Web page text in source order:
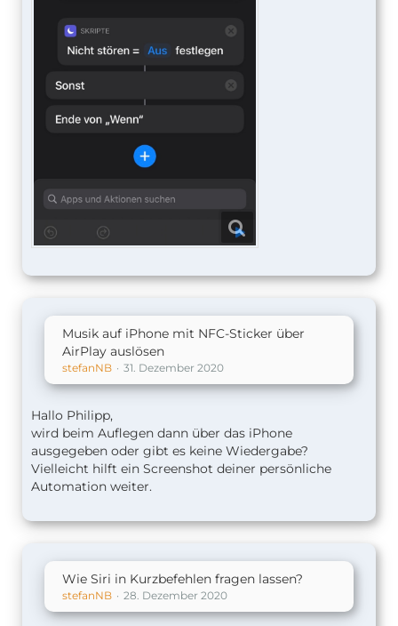
Musik auf iPhone mit NFC-Sticker über
AirPlay auslösen
stefanNB 31. Dezember 2020
Hallo Philipp,
wird beim Auflegen dann über das iPhone
ausgegeben oder gibt es keine Wiedergabe?
Vielleicht hilft ein Screenshot deiner persönliche
Automation weiter.
Wie Siri in Kurzbefehlen fragen lassen?
stefanNB 28. Dezember 2020